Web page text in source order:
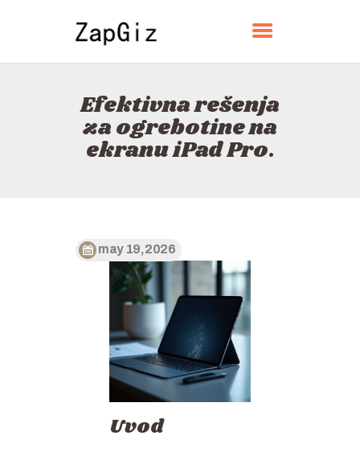
Efektivna rešenja
za ogrebotine na
ekranu iPad Pro.
ZAPGIZ
КУЋИ
КОНТАКТ
may 19, 2026
Uvod